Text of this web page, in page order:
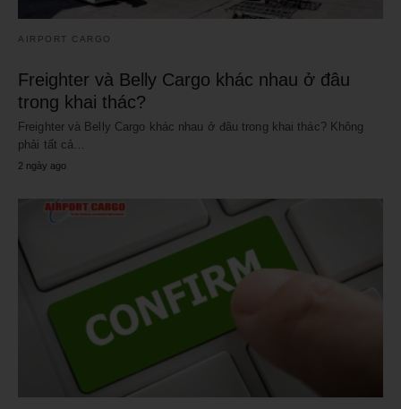
AIRPORT CARGO
Freighter và Belly Cargo khác nhau ở đâu
trong khai thác?
Freighter và Belly Cargo khác nhau ở đâu trong khai thác? Không
phải tất cả…
2 ngày ago